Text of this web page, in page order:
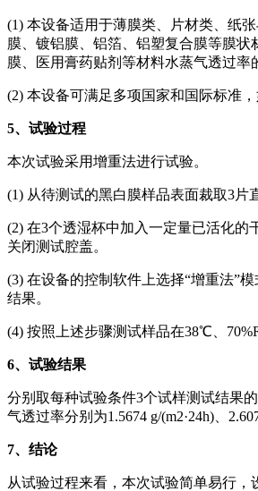
(1) 本设备适用于薄膜类、片材类、纸
膜、镀铝膜、铝箔、铝塑复合膜等膜状
膜、医用膏药贴剂等材料水蒸气透过率
(2) 本设备可满足多项国家和国际标准，
5、试验过程
本次试验采用增重法进行试验。
(1) 从待测试的黑白膜样品表面裁取3片
(2) 在3个透湿杯中加入一定量已活化
关闭测试腔盖。
(3) 在设备的控制软件上选择“增重法”
结果。
(4) 按照上述步骤测试样品在38℃、
6、试验结果
分别取每种试验条件3个试样测试结果
气透过率分别为1.5674 g/(m2·24h)、
7、结论
从试验过程来看，本次试验简单易行